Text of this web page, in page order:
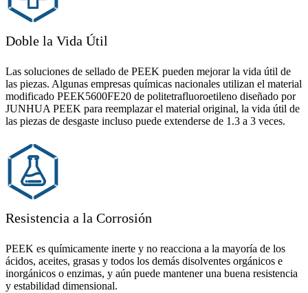
Doble la Vida Útil
Las soluciones de sellado de PEEK pueden mejorar la vida útil de
las piezas. Algunas empresas químicas nacionales utilizan el material
modificado PEEK5600FE20 de politetrafluoroetileno diseñado por
JUNHUA PEEK para reemplazar el material original, la vida útil de
las piezas de desgaste incluso puede extenderse de 1.3 a 3 veces.
Resistencia a la Corrosión
PEEK es químicamente inerte y no reacciona a la mayoría de los
ácidos, aceites, grasas y todos los demás disolventes orgánicos e
inorgánicos o enzimas, y aún puede mantener una buena resistencia
y estabilidad dimensional.